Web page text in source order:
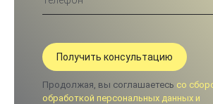
Продолжая, вы соглашаетесь со
обработкой персональных данных и